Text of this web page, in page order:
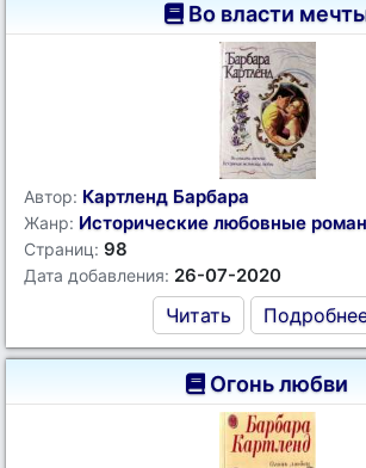
Во власти
Автор: Картленд Барбара
Жанр: Исторические любовные
Страниц: 98
Дата добавления: 26-07-2020
Читать
Огонь любви